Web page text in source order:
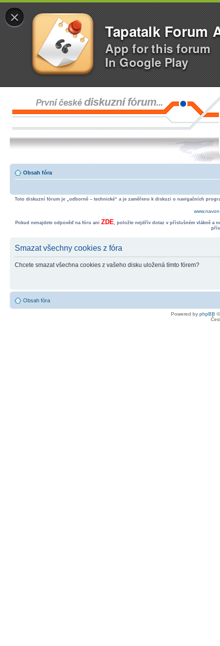
×
Tapatalk Forum
App for this forum
In Google Play
Obsah fóra
Toto diskuzní fórum je „odborně – technické“ a je zaměřeno k diskuzi o navigačních
Pokud nenajdete odpověď na fóru ani ZDE, položte nejdřív dotaz v příslušném vlákně a
Smazat všechny cookies z fóra
Chcete smazat všechna cookies z vašeho disku uložená tímto fórem?
Obsah fóra
Powered by phpBB